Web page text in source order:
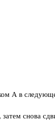
А в
снова